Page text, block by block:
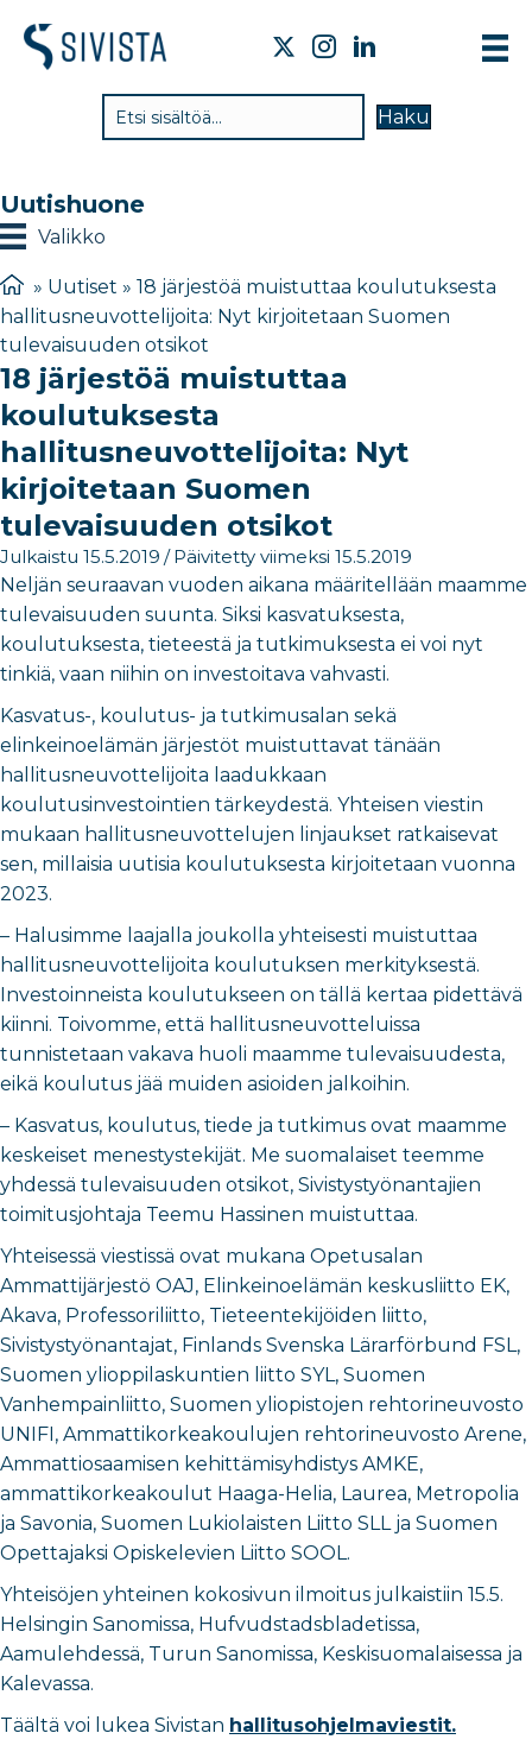
Haku
Uutishuone
Valikko
» Uutiset » 18 järjestöä muistuttaa koulutuksesta
hallitusneuvottelijoita: Nyt kirjoitetaan Suomen
tulevaisuuden otsikot
18 järjestöä muistuttaa
koulutuksesta
hallitusneuvottelijoita: Nyt
kirjoitetaan Suomen
tulevaisuuden otsikot
Julkaistu 15.5.2019 / Päivitetty viimeksi 15.5.2019
Neljän seuraavan vuoden aikana määritellään maamme
tulevaisuuden suunta. Siksi kasvatuksesta,
koulutuksesta, tieteestä ja tutkimuksesta ei voi nyt
tinkiä, vaan niihin on investoitava vahvasti.
Kasvatus-, koulutus- ja tutkimusalan sekä
elinkeinoelämän järjestöt muistuttavat tänään
hallitusneuvottelijoita laadukkaan
koulutusinvestointien tärkeydestä. Yhteisen viestin
mukaan hallitusneuvottelujen linjaukset ratkaisevat
sen, millaisia uutisia koulutuksesta kirjoitetaan vuonna
2023.
– Halusimme laajalla joukolla yhteisesti muistuttaa
hallitusneuvottelijoita koulutuksen merkityksestä.
Investoinneista koulutukseen on tällä kertaa pidettävä
kiinni. Toivomme, että hallitusneuvotteluissa
tunnistetaan vakava huoli maamme tulevaisuudesta,
eikä koulutus jää muiden asioiden jalkoihin.
– Kasvatus, koulutus, tiede ja tutkimus ovat maamme
keskeiset menestystekijät. Me suomalaiset teemme
yhdessä tulevaisuuden otsikot, Sivistystyönantajien
toimitusjohtaja Teemu Hassinen muistuttaa.
Yhteisessä viestissä ovat mukana Opetusalan
Ammattijärjestö OAJ, Elinkeinoelämän keskusliitto EK,
Akava, Professoriliitto, Tieteentekijöiden liitto,
Sivistystyönantajat, Finlands Svenska Lärarförbund FSL,
Suomen ylioppilaskuntien liitto SYL, Suomen
Vanhempainliitto, Suomen yliopistojen rehtorineuvosto
UNIFI, Ammattikorkeakoulujen rehtorineuvosto Arene,
Ammattiosaamisen kehittämisyhdistys AMKE,
ammattikorkeakoulut Haaga-Helia, Laurea, Metropolia
ja Savonia, Suomen Lukiolaisten Liitto SLL ja Suomen
Opettajaksi Opiskelevien Liitto SOOL.
Yhteisöjen yhteinen kokosivun ilmoitus julkaistiin 15.5.
Helsingin Sanomissa, Hufvudstadsbladetissa,
Aamulehdessä, Turun Sanomissa, Keskisuomalaisessa ja
Kalevassa.
Täältä voi lukea Sivistan hallitusohjelmaviestit.